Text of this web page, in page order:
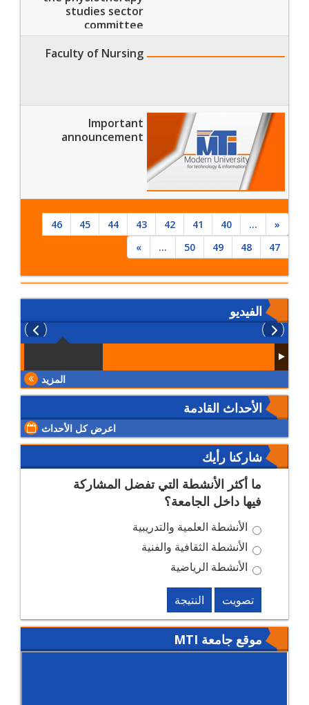
studies sector
committee
Faculty of Nursing
Important
announcement
«
...
40
41
42
43
44
45
46
47
48
49
50
...
»
الفيديو
المزيد
الأحداث القادمة
اعرض كل الأحداث
شاركنا رأيك
ما أكثر الأنشطة التي تفضل المشاركة
فيها داخل الجامعة؟
الأنشطة العلمية والتدريبية
الأنشطة الثقافية والفنية
الأنشطة الرياضية
تصويت النتيجة
موقع جامعة MTI